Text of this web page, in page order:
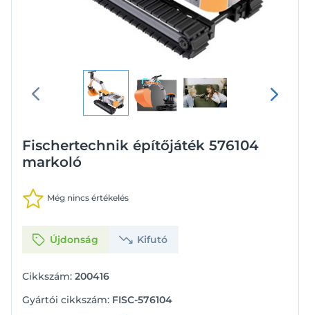
Fischertechnik építőjáték 576104
markoló
Még nincs értékelés
Újdonság Kifutó
Cikkszám: 200416
Gyártói cikkszám: FISC-576104